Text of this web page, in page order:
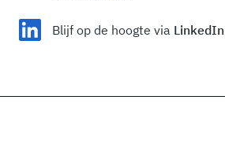
Blijf op de hoogte via LinkedIn